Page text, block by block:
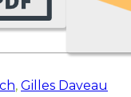
, Gilles Daveau